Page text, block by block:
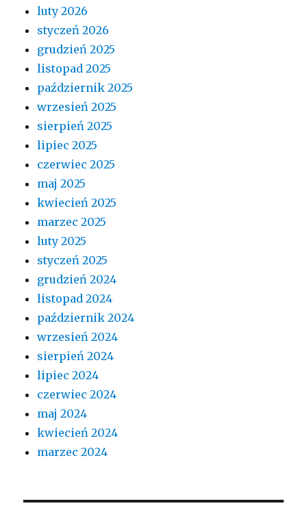
luty 2026
styczeń 2026
grudzień 2025
listopad 2025
październik 2025
wrzesień 2025
sierpień 2025
lipiec 2025
czerwiec 2025
maj 2025
kwiecień 2025
marzec 2025
luty 2025
styczeń 2025
grudzień 2024
listopad 2024
październik 2024
wrzesień 2024
sierpień 2024
lipiec 2024
czerwiec 2024
maj 2024
kwiecień 2024
marzec 2024